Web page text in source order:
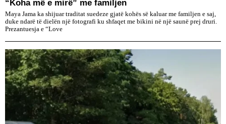
“Koha më e mirë” me familjen
Maya Jama ka shijuar traditat suedeze gjatë kohës së kaluar me familjen e saj,
duke ndarë të dielën një fotografi ku shfaqet me bikini në një saunë prej druri.
Prezantuesja e “Love